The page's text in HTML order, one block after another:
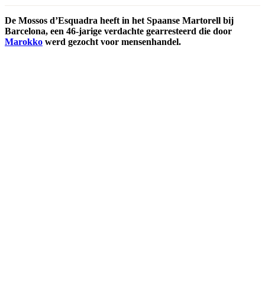
De Mossos d’Esquadra heeft in het Spaanse Martorell bij
Barcelona, een 46-jarige verdachte gearresteerd die door
Marokko werd gezocht voor mensenhandel.